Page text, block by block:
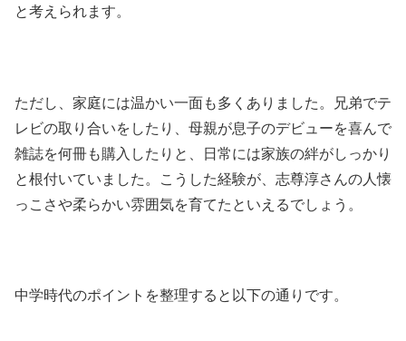
と考えられます。
ただし、家庭には温かい一面も多くありました。兄弟でテ
レビの取り合いをしたり、母親が息子のデビューを喜んで
雑誌を何冊も購入したりと、日常には家族の絆がしっかり
と根付いていました。こうした経験が、志尊淳さんの人懐
っこさや柔らかい雰囲気を育てたといえるでしょう。
中学時代のポイントを整理すると以下の通りです。